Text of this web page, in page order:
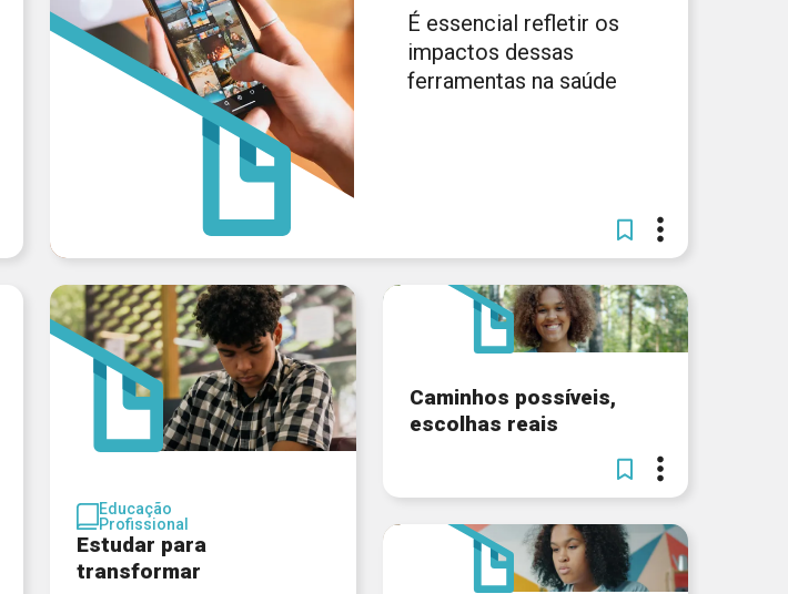
É essencial refletir os
impactos dessas
ferramentas na saúde
Educação
Profissional
Estudar para
transformar
Caminhos possíveis,
escolhas reais